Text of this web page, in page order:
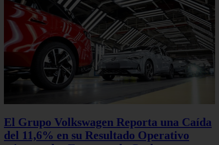
El Grupo Volkswagen Reporta una Caída
del 11,6% en su Resultado Operativo